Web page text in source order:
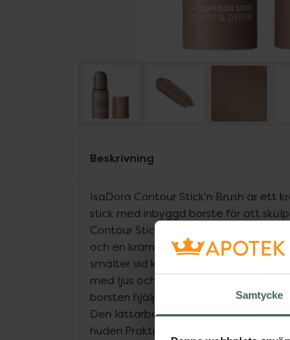
Samtycke
Beskrivning
IsaDora Contour Stick'n Brush är ett
stick med inbyggd borste för att
Contour Stick’n Brush har ett
och en krämig formulering. Den
smälter vid kontakt med huden för att
med ljus och skuggor. Den byggbara
borsten hjälper dig att framhäva drag
Den lättarbetade formuleringen
huden.Praktiskt stift med inbyggd